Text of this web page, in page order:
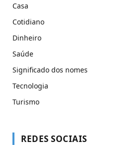
Casa
Cotidiano
Dinheiro
Saúde
Significado dos nomes
Tecnologia
Turismo
REDES SOCIAIS